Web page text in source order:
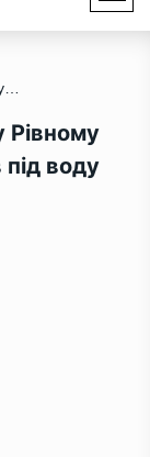
/ Хотів переплисти Басів Кут: у Рівному врятувати чоловіка, що йшов під воду
Рівному
воду